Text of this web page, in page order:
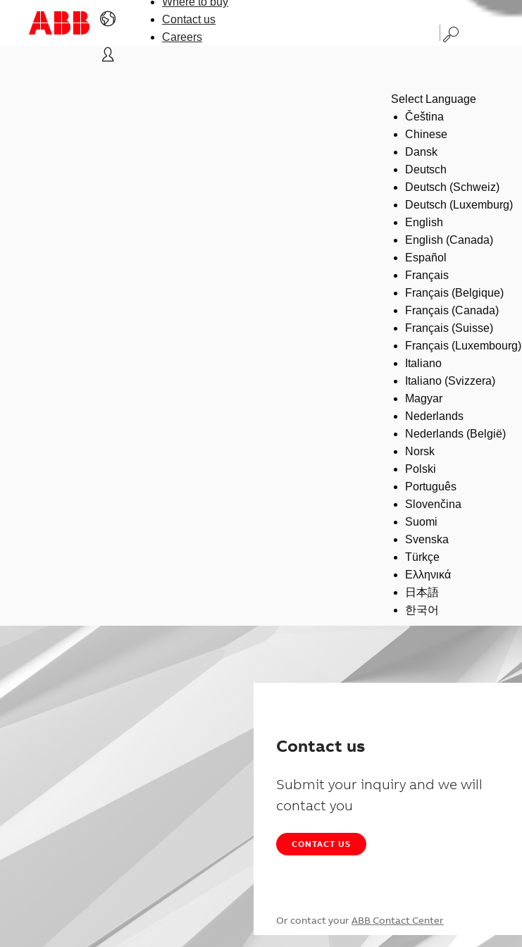
Contact us
Careers
Select Language
Čeština
Chinese
Dansk
Deutsch
Deutsch (Schweiz)
Deutsch (Luxemburg)
English
English (Canada)
Español
Français
Français (Belgique)
Français (Canada)
Français (Suisse)
Français (Luxembourg)
Italiano
Italiano (Svizzera)
Magyar
Nederlands
Nederlands (België)
Norsk
Polski
Português
Slovenčina
Suomi
Svenska
Türkçe
Ελληνικά
日本語
한국어
Contact us
Submit your inquiry and we will
contact you
CONTACT US
Or contact your ABB Contact Center